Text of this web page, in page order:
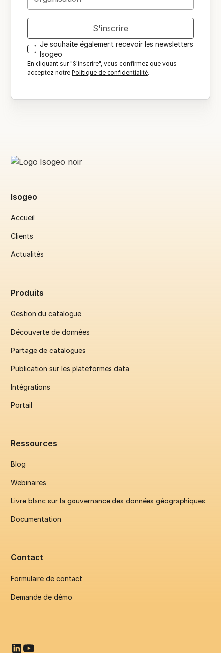
Je souhaite également recevoir les newsletters
Isogeo
En cliquant sur "S'inscrire", vous confirmez que vous
acceptez notrePolitique de confidentialité.
Isogeo
Accueil
Clients
Actualités
Produits
Gestion du catalogue
Découverte de données
Partage de catalogues
Publication sur les plateformes data
Intégrations
Portail
Ressources
Blog
Webinaires
Livre blanc sur la gouvernance des données géographiques
Documentation
Contact
Formulaire de contact
Demande de démo